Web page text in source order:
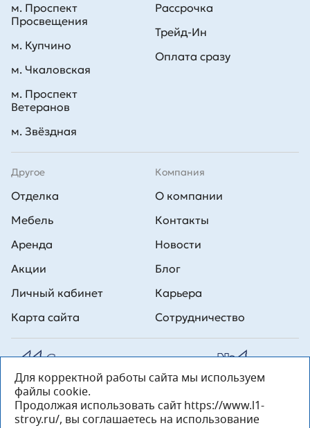
Рассрочка
Трейд-Ин
Оплата сразу
Другое
Отделка
Мебель
Аренда
Акции
Личный кабинет
Карта сайта
Компания
О компании
Контакты
Новости
Блог
Карьера
Сотрудничество
м. Проспект
Просвещения
м. Купчино
м. Чкаловская
м. Проспект
Ветеранов
м. Звёздная
Все права на публикуемые на сайте материалы принадлежат
ООО Л1 Строительная комания №1. Любая информация,
представленная на данном сайте, носит исключительно
информационный характер и ни при каких условиях не является
публичной офертой, определяемой положениями статьи 437 ГК РФ.
Для корректной работы сайта мы используем
файлы cookie.
Продолжая использовать сайт https://www.l1-
stroy.ru/, вы соглашаетесь на использование